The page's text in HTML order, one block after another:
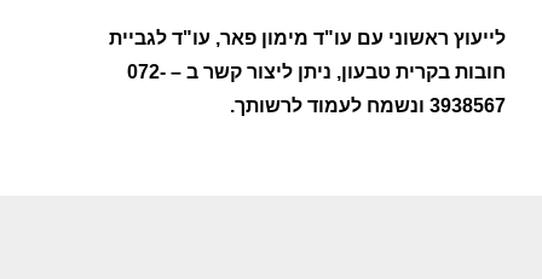
לייעוץ ראשוני עם עו"ד מימון פאר, עו"ד לגביית
חובות בקרית טבעון, ניתן ליצור קשר ב – 072-
3938567 ונשמח לעמוד לרשותך.